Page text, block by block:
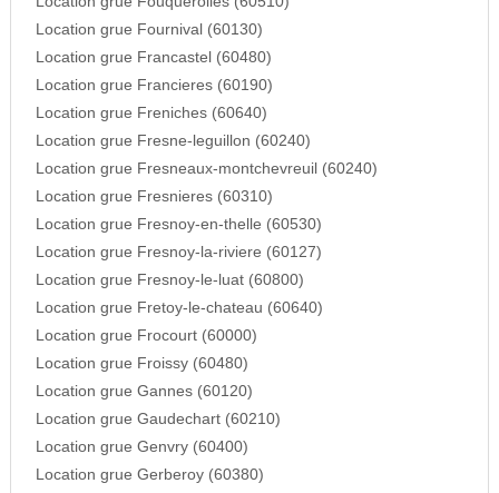
Location grue Fournival (60130)
Location grue Francastel (60480)
Location grue Francieres (60190)
Location grue Freniches (60640)
Location grue Fresne-leguillon (60240)
Location grue Fresneaux-montchevreuil (60240)
Location grue Fresnieres (60310)
Location grue Fresnoy-en-thelle (60530)
Location grue Fresnoy-la-riviere (60127)
Location grue Fresnoy-le-luat (60800)
Location grue Fretoy-le-chateau (60640)
Location grue Frocourt (60000)
Location grue Froissy (60480)
Location grue Gannes (60120)
Location grue Gaudechart (60210)
Location grue Genvry (60400)
Location grue Gerberoy (60380)